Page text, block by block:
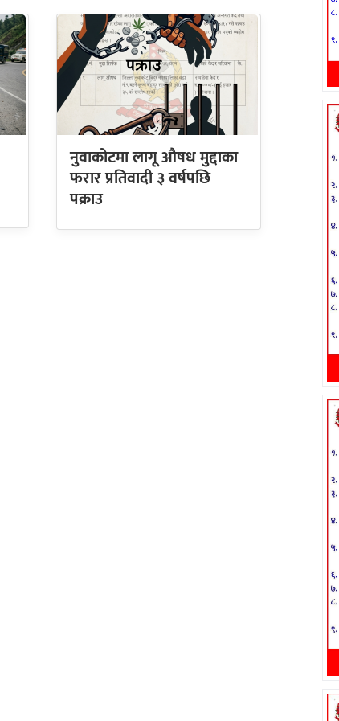
नुवाकोटमा लागू औषध मुद्दाका
फरार प्रतिवादी ३ वर्षपछि
पक्राउ